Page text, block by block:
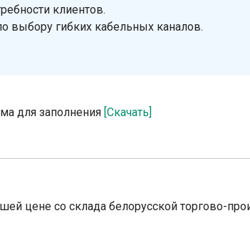
клиентов.
выбору гибких кабельных каналов.
для заполнения [Скачать]
цене со склада белорусской торгово-